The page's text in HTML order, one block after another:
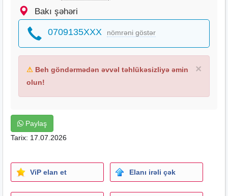
Bakı şəhəri
0709135XXX nömrəni göstər
×
⚠ Beh göndərmədən əvvəl təhlükəsizliyə əmin
olun!
Paylaş
Tarix: 17.07.2026
ViP elan et Elanı irəli çək